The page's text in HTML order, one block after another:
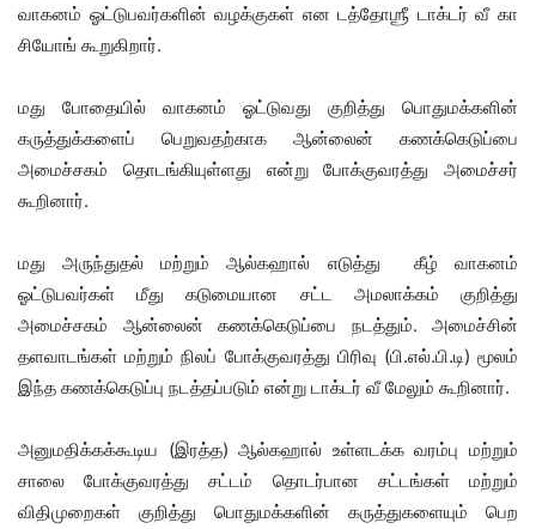
வாகனம் ஓட்டுபவர்களின் வழக்குகள் என டத்தோஶ்ரீ டாக்டர் வீ கா
சியோங் கூறுகிறார்.
மது போதையில் வாகனம் ஓட்டுவது குறித்து பொதுமக்களின்
கருத்துக்களைப் பெறுவதற்காக ஆன்லைன் கணக்கெடுப்பை
அமைச்சகம் தொடங்கியுள்ளது என்று போக்குவரத்து அமைச்சர்
கூறினார்.
மது அருந்துதல் மற்றும் ஆல்கஹால் எடுத்து கீழ் வாகனம்
ஓட்டுபவர்கள் மீது கடுமையான சட்ட அமலாக்கம் குறித்து
அமைச்சகம் ஆன்லைன் கணக்கெடுப்பை நடத்தும். அமைச்சின்
தளவாடங்கள் மற்றும் நிலப் போக்குவரத்து பிரிவு (பி.எல்.பி.டி) மூலம்
இந்த கணக்கெடுப்பு நடத்தப்படும் என்று டாக்டர் வீ மேலும் கூறினார்.
அனுமதிக்கக்கூடிய (இரத்த) ஆல்கஹால் உள்ளடக்க வரம்பு மற்றும்
சாலை போக்குவரத்து சட்டம் தொடர்பான சட்டங்கள் மற்றும்
விதிமுறைகள் குறித்து பொதுமக்களின் கருத்துகளையும் பெற